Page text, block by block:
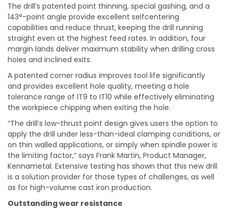
The drill’s patented point thinning, special gashing, and a
143°-point angle provide excellent selfcentering
capabilities and reduce thrust, keeping the drill running
straight even at the highest feed rates. In addition, four
margin lands deliver maximum stability when drilling cross
holes and inclined exits.
A patented corner radius improves tool life significantly
and provides excellent hole quality, meeting a hole
tolerance range of IT9 to IT10 while effectively eliminating
the workpiece chipping when exiting the hole.
“The drill’s low-thrust point design gives users the option to
apply the drill under less-than-ideal clamping conditions, or
on thin walled applications, or simply when spindle power is
the limiting factor,“ says Frank Martin, Product Manager,
Kennametal. Extensive testing has shown that this new drill
is a solution provider for those types of challenges, as well
as for high-volume cast iron production.
Outstanding wear resistance